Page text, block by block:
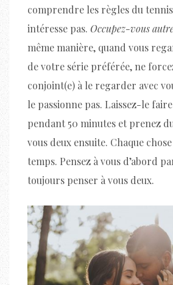
comprendre les règles du
intéresse pas. Occupez-vous
même manière, quand vous
de votre série préférée, ne
conjoint(e) à le regarder avec
le passionne pas. Laissez-le
pendant 50 minutes et prenez
vous deux ensuite. Chaque
temps. Pensez à vous d’abord
toujours penser à vous deux.